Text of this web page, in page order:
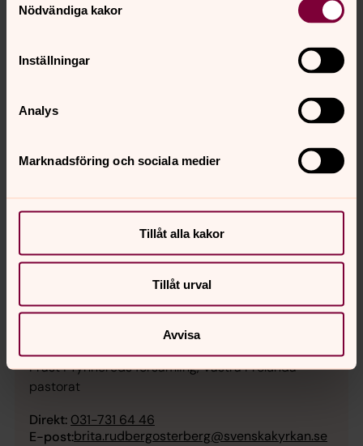
Nödvändiga kakor
Inställningar
Analys
Marknadsföring och sociala medier
Tillåt alla kakor
Tillåt urval
Avvisa
Präst i Tynnereds församling, Västra Frölunda
pastorat
Direkt: 031-731 64 46
E-post:brita.rudbergosterberg@svenskakyrkan.se